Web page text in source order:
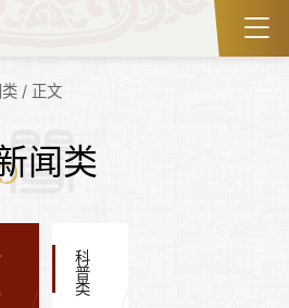
/ 正文
闻类
科普类